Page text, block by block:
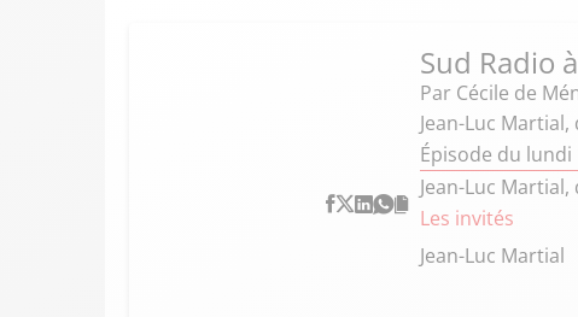
Sud Radio
Par Cécile de
Jean-Luc
Épisode du lundi
Jean-Luc
Les invités
Jean-Luc Martial